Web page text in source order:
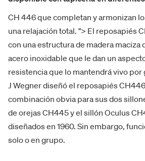
CH 446que completan y armonizan
una relajación total. "> El reposapiés
con una estructura de madera maciza
acero inoxidable que le dan un
resistencia que lo mantendrá vivo por
J Wegner diseñó el reposapiés
combinación obvia para sus dos
de orejas CH445 y el sillón Oculus
diseñados en 1960. Sin embargo,
solo o en grupo.